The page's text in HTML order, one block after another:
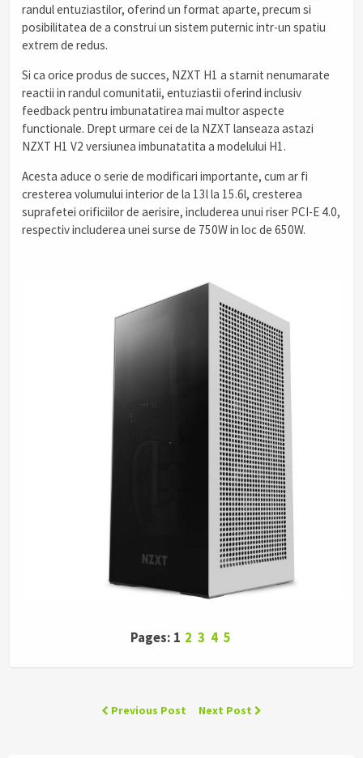
randul entuziastilor, oferind un format aparte, precum si
posibilitatea de a construi un sistem puternic intr-un spatiu
extrem de redus.
Si ca orice produs de succes, NZXT H1 a starnit nenumarate
reactii in randul comunitatii, entuziastii oferind inclusiv
feedback pentru imbunatatirea mai multor aspecte
functionale. Drept urmare cei de la NZXT lanseaza astazi
NZXT H1 V2 versiunea imbunatatita a modelului H1.
Acesta aduce o serie de modificari importante, cum ar fi
cresterea volumului interior de la 13l la 15.6l, cresterea
suprafetei orificiilor de aerisire, includerea unui riser PCI-E 4.0,
respectiv includerea unei surse de 750W in loc de 650W.
Pages: 1 2 3 4 5
Previous Post Next Post